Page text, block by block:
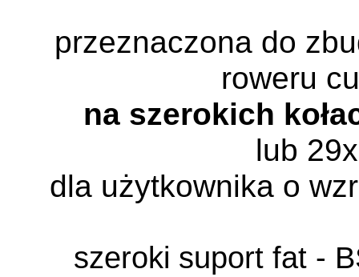
przeznaczona do
roweru
na szerokich
lub
dla użytkownika o
szeroki suport fat -